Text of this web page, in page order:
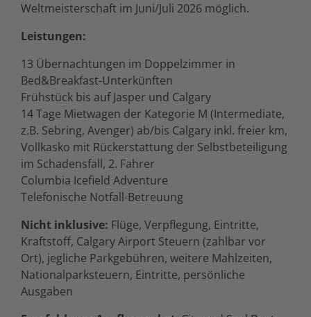
Weltmeisterschaft im Juni/Juli 2026 möglich.
Leistungen:
13 Übernachtungen im Doppelzimmer in
Bed&Breakfast-Unterkünften
Frühstück bis auf Jasper und Calgary
14 Tage Mietwagen der Kategorie M (Intermediate,
z.B. Sebring, Avenger) ab/bis Calgary inkl. freier km,
Vollkasko mit Rückerstattung der Selbstbeteiligung
im Schadensfall, 2. Fahrer
Columbia Icefield Adventure
Telefonische Notfall-Betreuung
Nicht inklusive: Flüge, Verpflegung, Eintritte,
Kraftstoff, Calgary Airport Steuern (zahlbar vor
Ort), jegliche Parkgebühren, weitere Mahlzeiten,
Nationalparksteuern, Eintritte, persönliche
Ausgaben